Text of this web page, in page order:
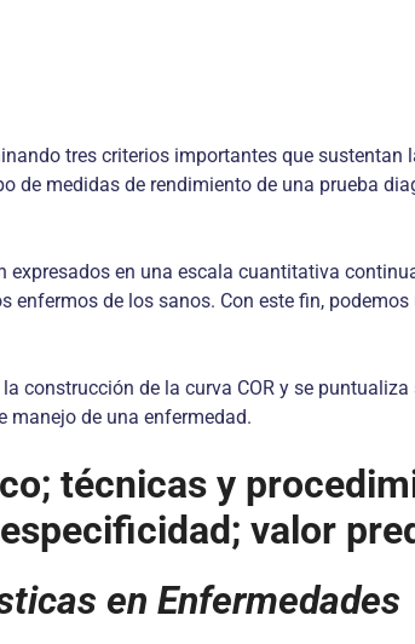
tres criterios importantes que
de medidas de rendimiento de una prueba
en una escala cuantitativa
de los sanos. Con este fin,
construcción de la curva COR y se
de una enfermedad.
técnicas y
valor
en Enfermedades